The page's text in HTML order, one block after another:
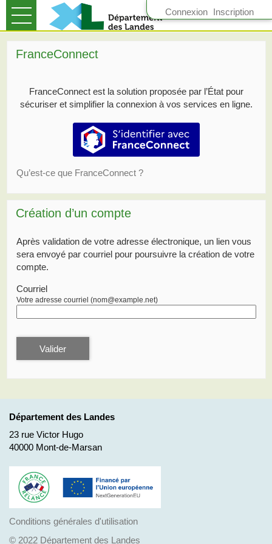
Connexion Inscription
Ouvrir le menu
Mon compte
FranceConnect
FranceConnect est la solution proposée par l’État pour
sécuriser et simplifier la connexion à vos services en ligne.
S’identifier avec FranceConnect
Qu’est-ce que FranceConnect ?
Création d’un compte
Après validation de votre adresse électronique, un lien vous
sera envoyé par courriel pour poursuivre la création de votre
compte.
Courriel
Votre adresse courriel (nom@example.net)
Valider
Département des Landes
23 rue Victor Hugo
40000 Mont-de-Marsan
Conditions générales d'utilisation
© 2022 Département des Landes